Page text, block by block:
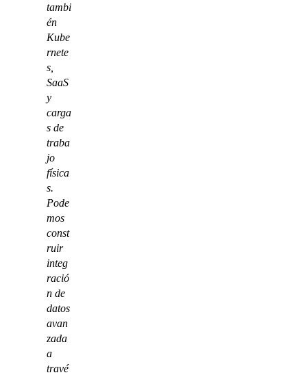
tambi
én
Kube
rnete
s,
SaaS
y
carga
s de
traba
jo
física
s.
Pode
mos
const
ruir
integ
ració
n de
datos
avan
zada
a
travé